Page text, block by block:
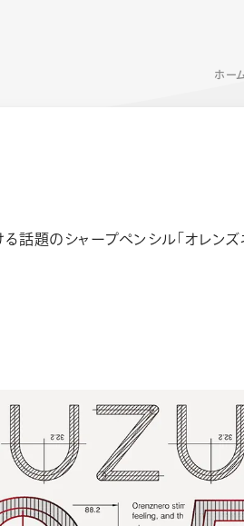
アートクレヨン くるりら
ホーム
話題のシャープペンシル｢オレン